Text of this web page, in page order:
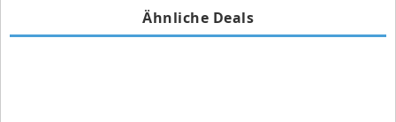
Ähnliche Deals